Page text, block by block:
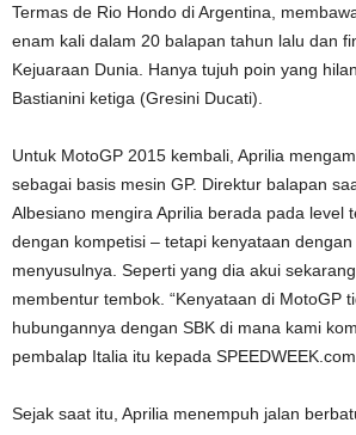
Termas de Rio Hondo di Argentina,
enam kali dalam 20 balapan tahun lalu dan
Kejuaraan Dunia. Hanya tujuh poin yang
Bastianini ketiga (Gresini Ducati).
Untuk MotoGP 2015 kembali, Aprilia
sebagai basis mesin GP. Direktur balapan
Albesiano mengira Aprilia berada pada level
dengan kompetisi – tetapi kenyataan
menyusulnya. Seperti yang dia akui
membentur tembok. “Kenyataan di MotoGP
hubungannya dengan SBK di mana kami
pembalap Italia itu kepada SPEEDWEEK.com.
Sejak saat itu, Aprilia menempuh jalan